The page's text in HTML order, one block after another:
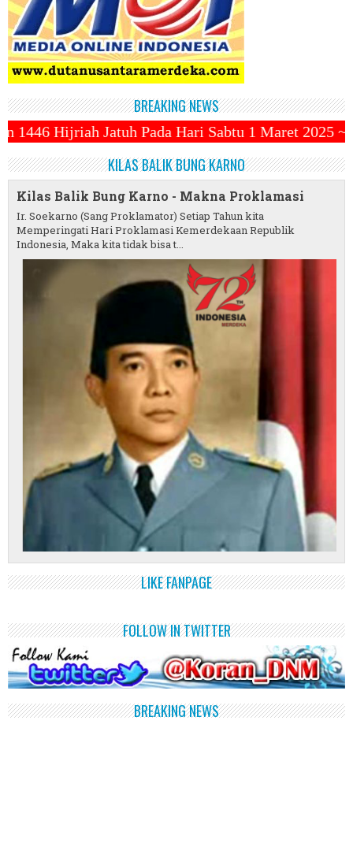
BREAKING NEWS
Hari Sabtu 1 Maret 2025 ~||~ 1 Syawal Jatuh
KILAS BALIK BUNG KARNO
Kilas Balik Bung Karno - Makna Proklamasi
Ir. Soekarno (Sang Proklamator) Setiap Tahun kita
Memperingati Hari Proklamasi Kemerdekaan Republik
Indonesia, Maka kita tidak bisa t...
LIKE FANPAGE
FOLLOW IN TWITTER
BREAKING NEWS